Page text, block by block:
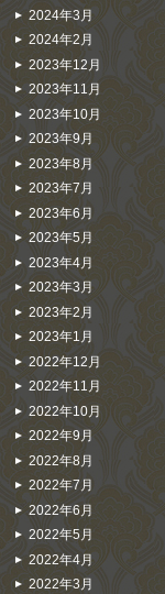
2024年3月
2024年2月
2023年12月
2023年11月
2023年10月
2023年9月
2023年8月
2023年7月
2023年6月
2023年5月
2023年4月
2023年3月
2023年2月
2023年1月
2022年12月
2022年11月
2022年10月
2022年9月
2022年8月
2022年7月
2022年6月
2022年5月
2022年4月
2022年3月